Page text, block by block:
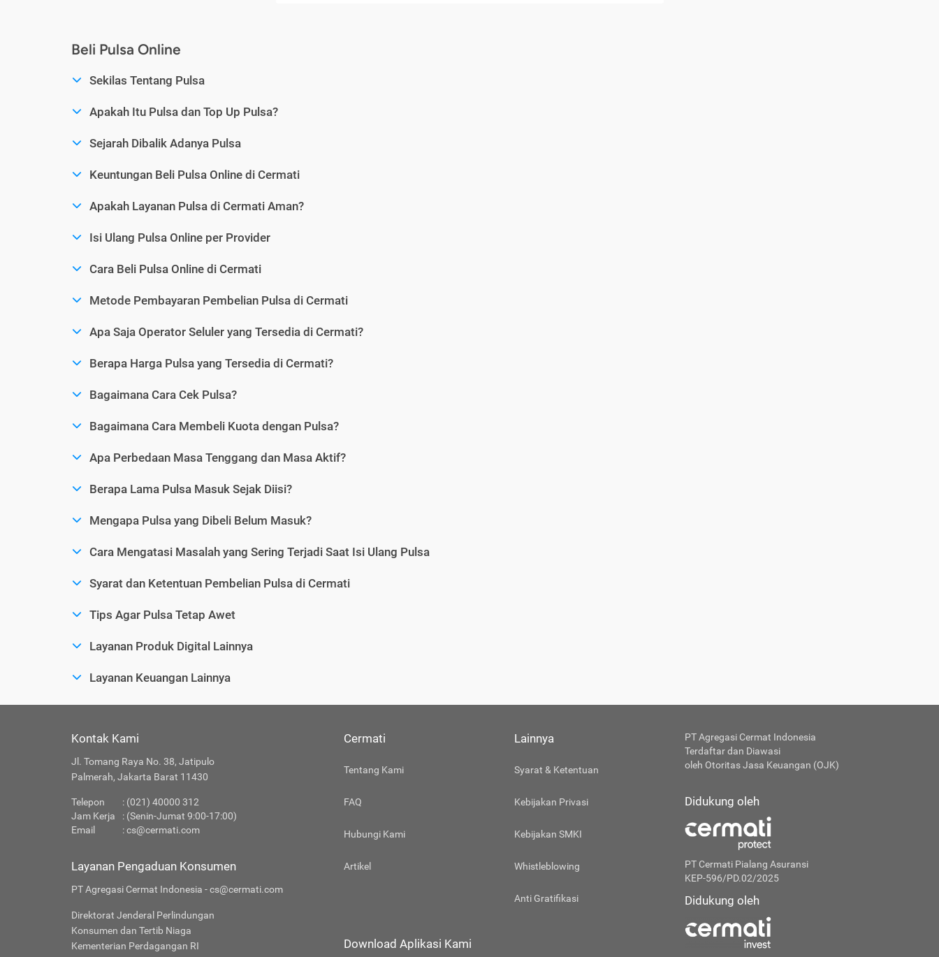
Beli Pulsa Online
Sekilas Tentang Pulsa
Apakah Itu Pulsa dan Top Up Pulsa?
Sejarah Dibalik Adanya Pulsa
Keuntungan Beli Pulsa Online di Cermati
Apakah Layanan Pulsa di Cermati Aman?
Isi Ulang Pulsa Online per Provider
Cara Beli Pulsa Online di Cermati
Metode Pembayaran Pembelian Pulsa di Cermati
Apa Saja Operator Seluler yang Tersedia di Cermati?
Berapa Harga Pulsa yang Tersedia di Cermati?
Bagaimana Cara Cek Pulsa?
Bagaimana Cara Membeli Kuota dengan Pulsa?
Apa Perbedaan Masa Tenggang dan Masa Aktif?
Berapa Lama Pulsa Masuk Sejak Diisi?
Mengapa Pulsa yang Dibeli Belum Masuk?
Cara Mengatasi Masalah yang Sering Terjadi Saat Isi Ulang Pulsa
Syarat dan Ketentuan Pembelian Pulsa di Cermati
Tips Agar Pulsa Tetap Awet
Layanan Produk Digital Lainnya
Layanan Keuangan Lainnya
Kontak Kami
Jl. Tomang Raya No. 38, Jatipulo
Palmerah, Jakarta Barat 11430
Telepon
: (021) 40000 312
Jam Kerja
: (Senin-Jumat 9:00-17:00)
Email
:cs@cermati.com
Layanan Pengaduan Konsumen
PT Agregasi Cermat Indonesia - cs@cermati.com
Direktorat Jenderal Perlindungan
Konsumen dan Tertib Niaga
Kementerian Perdagangan RI
Cermati
Tentang Kami
FAQ
Hubungi Kami
Artikel
Lainnya
Syarat & Ketentuan
Kebijakan Privasi
Kebijakan SMKI
Whistleblowing
Anti Gratifikasi
Download Aplikasi Kami
PT Agregasi Cermat Indonesia
Terdaftar dan Diawasi
oleh Otoritas Jasa Keuangan (OJK)
Didukung oleh
PT Cermati Pialang Asuransi
KEP-596/PD.02/2025
Didukung oleh